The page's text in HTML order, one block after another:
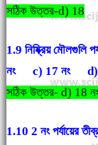
সঠিক উত্তর-d) 18
1.9 নিষ্ক্রিয় মৌলগুলি
নং c) 17 নং
সঠিক উত্তর- d) 18
1.10 2 নং